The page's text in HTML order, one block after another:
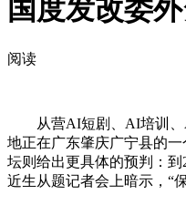
国度发改委
阅读
从营AI短剧、AI培训、
地正在广东肇庆广宁县的
坛则给出更具体的预判：
近生从题记者会上暗示，“